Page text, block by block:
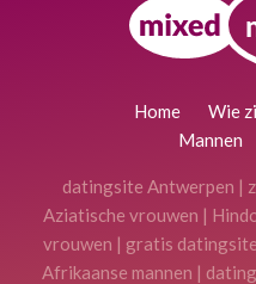
Home Wie
Mannen
datingsite Antwerpen |
Aziatische vrouwen |
vrouwen | gratis
Afrikaanse mannen |